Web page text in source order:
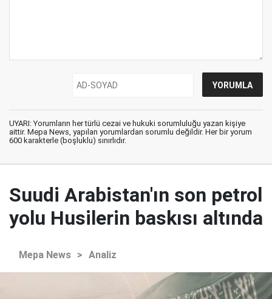
UYARI: Yorumların her türlü cezai ve hukuki sorumluluğu yazan kişiye
aittir. Mepa News, yapılan yorumlardan sorumlu değildir. Her bir yorum
600 karakterle (boşluklu) sınırlıdır.
Suudi Arabistan'ın son petrol
yolu Husilerin baskısı altında
Mepa News > Analiz